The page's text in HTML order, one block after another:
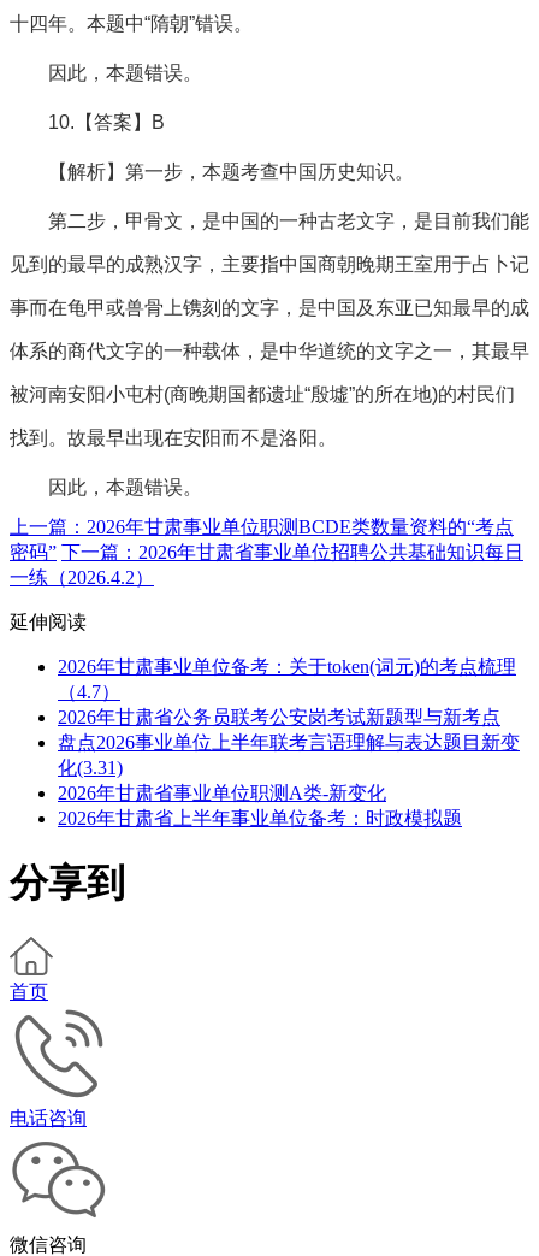
十四年。本题中“隋朝”错误。
因此，本题错误。
10.【答案】B
【解析】第一步，本题考查中国历史知识。
第二步，甲骨文，是中国的一种古老文字，是目前我们能
见到的最早的成熟汉字，主要指中国商朝晚期王室用于占卜记
事而在龟甲或兽骨上镌刻的文字，是中国及东亚已知最早的成
体系的商代文字的一种载体，是中华道统的文字之一，其最早
被河南安阳小屯村(商晚期国都遗址“殷墟”的所在地)的村民们
找到。故最早出现在安阳而不是洛阳。
因此，本题错误。
上一篇：2026年甘肃事业单位职测BCDE类数量资料的“考点
密码” 下一篇：2026年甘肃省事业单位招聘公共基础知识每日
一练（2026.4.2）
延伸阅读
2026年甘肃事业单位备考：关于token(词元)的考点梳理
（4.7）
2026年甘肃省公务员联考公安岗考试新题型与新考点
盘点2026事业单位上半年联考言语理解与表达题目新变
化(3.31)
2026年甘肃省事业单位职测A类-新变化
2026年甘肃省上半年事业单位备考：时政模拟题
分享到
首页
电话咨询
微信咨询